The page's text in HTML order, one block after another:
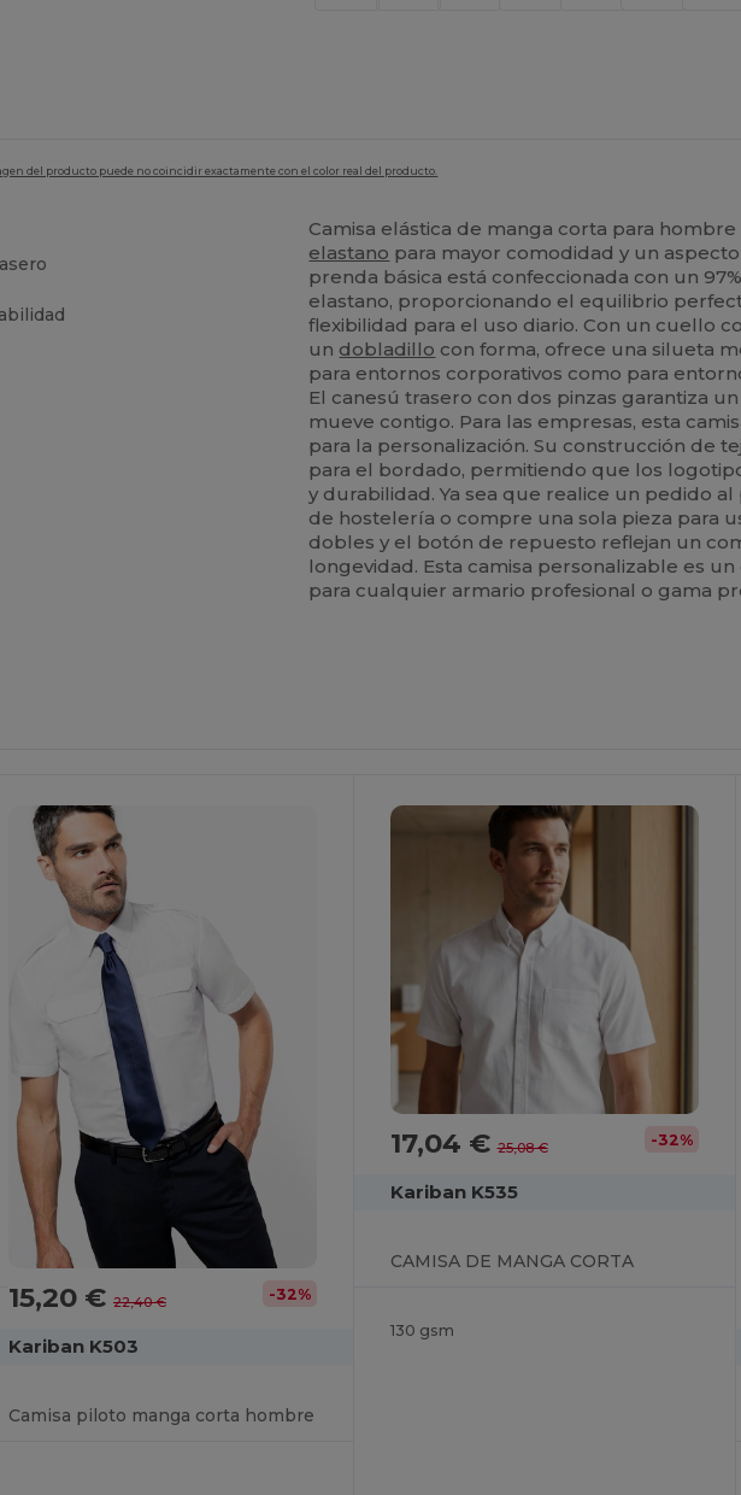
del producto puede no coincidir exactamente con el color real del producto.
Camisa elástica de manga corta para
elastano para mayor comodidad y un
prenda básica está confeccionada con un
elastano, proporcionando el equilibrio
flexibilidad para el uso diario. Con un cuello
un dobladillo con forma, ofrece una silueta
para entornos corporativos como para
El canesú trasero con dos pinzas garantiza
mueve contigo. Para las empresas, esta
para la personalización. Su construcción de
para el bordado, permitiendo que los
y durabilidad. Ya sea que realice un pedido
de hostelería o compre una sola pieza para
dobles y el botón de repuesto reflejan un
longevidad. Esta camisa personalizable es
para cualquier armario profesional o gama
15,20 € 22,40 € -32%
Kariban K503
Camisa piloto manga corta hombre
17,04 €25,08 € -32%
Kariban K535
CAMISA DE MANGA CORTA
130 gsm